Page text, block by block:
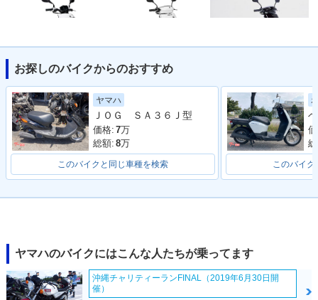
ルモデルチェンジ
イナーチェンジ
k Edition・特別・限
定仕様
お探しのバイクからのおすすめ
ヤマハ
ＪＯＧ ＳＡ３６Ｊ型
価格: 7万
総額: 8万
このバイクと同じ車種を検索 このバイク
ヤマハのバイクにはこんな人たちが乗ってます
沖縄チャリティーランFINAL（2019年6月30日開
催）